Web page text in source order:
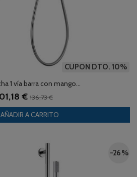
CUPON DTO. 10%
1 vía barra con mango...
€ 136,73 €
AÑADIR A CARRITO
-26 %